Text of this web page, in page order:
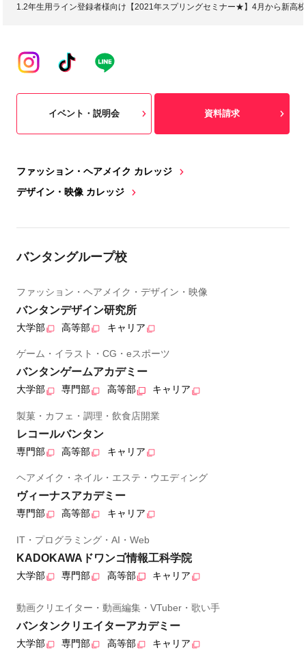
1.2年生用ライン登録者様向け【2021年スプリングセミナー★】4月から新高
ファッション・ヘアメイク カレッジ
デザイン・映像 カレッジ
イベント・説明会 資料請求
バンタングループ校
ファッション・ヘアメイク・デザイン・映像
バンタンデザイン研究所
大学部 高等部 キャリア
ゲーム・イラスト・CG・eスポーツ
バンタンゲームアカデミー
大学部 専門部 高等部 キャリア
製菓・カフェ・調理・飲食店開業
レコールバンタン
専門部 高等部 キャリア
ヘアメイク・ネイル・エステ・ウエディング
ヴィーナスアカデミー
専門部 高等部 キャリア
IT・プログラミング・AI・Web
KADOKAWAドワンゴ情報工科学院
大学部 専門部 高等部 キャリア
動画クリエイター・動画編集・VTuber・歌い手
バンタンクリエイターアカデミー
大学部 専門部 高等部 キャリア